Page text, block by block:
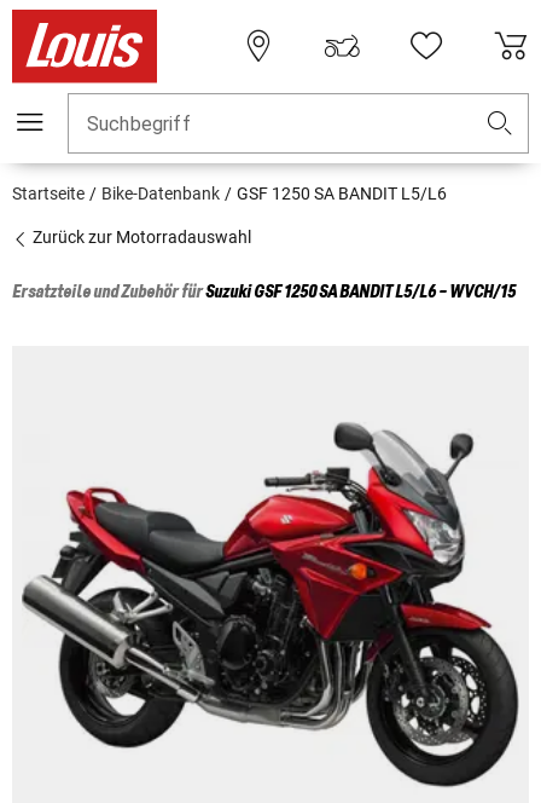
Suchbegriff
Startseite Bike-Datenbank GSF 1250 SA BANDIT L5/L6
Zurück zur Motorradauswahl
Ersatzteile und Zubehör fürSuzukiGSF 1250 SA BANDIT L5/L6 - WVCH/15